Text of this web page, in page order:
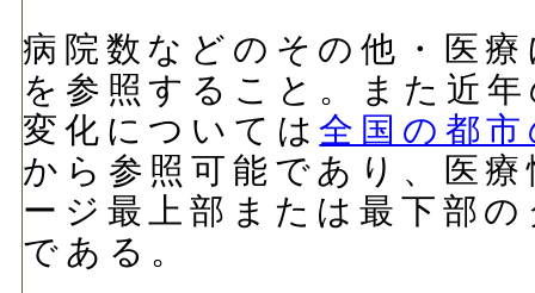
病院数などのその他・医
を参照すること。また近
変化については全国の都
から参照可能であり、医
ージ最上部または最下部
である。